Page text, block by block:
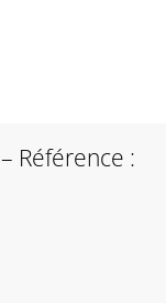
– Référence :